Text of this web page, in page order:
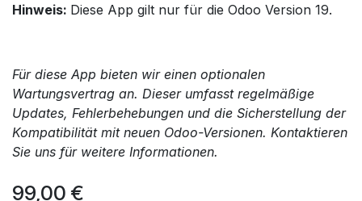
Hinweis: Diese App gilt nur für die Odoo Version 19.
Für diese App bieten wir einen optionalen
Wartungsvertrag an. Dieser umfasst regelmäßige
Updates, Fehlerbehebungen und die Sicherstellung der
Kompatibilität mit neuen Odoo-Versionen. Kontaktieren
Sie uns für weitere Informationen.
99,00 €